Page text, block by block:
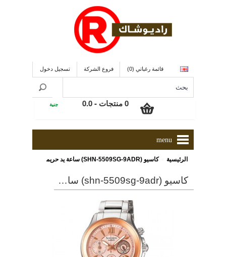
قائمة رغباتي (0) فروع الشركة تسجيل دخول
0 منتجات - 0.0 جنية
menu
الرئيسية »كاسيو (SHN-5509SG-9ADR) ساعة يد حريمى - ONLINE
كاسيو (shn-5509sg-9adr) ساعة يد حريمى - online